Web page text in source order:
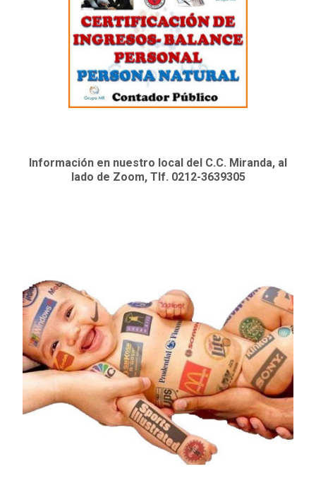
Información en nuestro local del C.C. Miranda, al
lado de Zoom, Tlf. 0212-3639305